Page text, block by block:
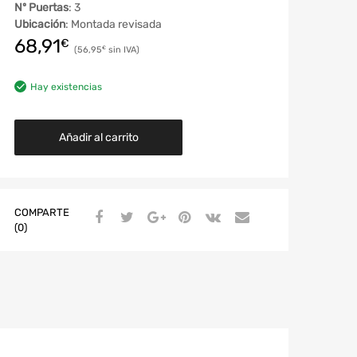
Nº Puertas: 3
Ubicación: Montada revisada
68,91€ 56,95€
Hay existencias
Añadir al carrito
COMPARTE
(0)